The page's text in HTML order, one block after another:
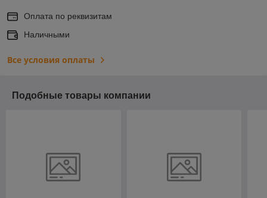
Оплата по реквизитам
Наличными
Все условия оплаты
Подобные товары компании